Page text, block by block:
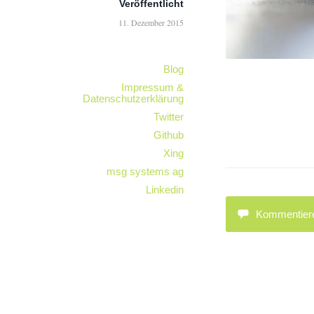
Veröffentlicht
11. Dezember 2015
Blog
Impressum &
Datenschutzerklärung
Twitter
Github
Xing
msg systems ag
Linkedin